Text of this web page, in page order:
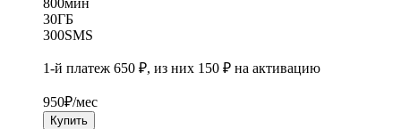
800мин
30ГБ
300SMS
1-й платеж 650 ₽, из них 150 ₽ на активацию
950₽/мес
Купить